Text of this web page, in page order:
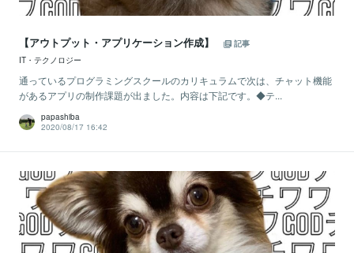
【アウトプット・アプリケーション作成】
記事
IT・テクノロジー
通っているプログラミングスクールのカリキュラムで次は、チャット機能
があるアプリの制作課題が出ました。内容は下記です。◆テ...
papashiba
2020/08/17 16:42